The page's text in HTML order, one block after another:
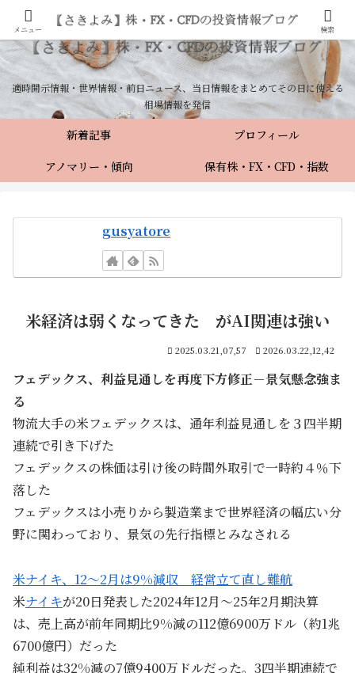
適時開示情報・世界情報・前日ニュース、当日情報をまとめてその日に使える
相場情報を発信
新着記事
プロフィール
アノマリー・傾向
保有株・FX・CFD・指数
gusyatore
米経済は弱くなってきた がAI関連は強い
2025.03.21,07,57 2026.03.22,12,42
フェデックス、利益見通しを再度下方修正－景気懸念強ま
る
物流大手の米フェデックスは、通年利益見通しを３四半期
連続で引き下げた
フェデックスの株価は引け後の時間外取引で一時約４％下
落した
フェデックスは小売りから製造業まで世界経済の幅広い分
野に関わっており、景気の先行指標とみなされる
米ナイキ、12〜2月は9%減収 経営立て直し難航
米ナイキが20日発表した2024年12月〜25年2月期決算
は、売上高が前年同期比9%減の112億6900万ドル（約1兆
6700億円）だった
純利益は32%減の7億9400万ドルだった。3四半期連続で
メニュー 検索